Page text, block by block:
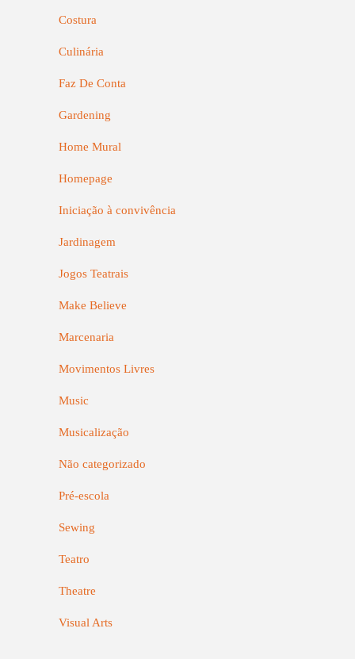
Costura
Culinária
Faz De Conta
Gardening
Home Mural
Homepage
Iniciação à convivência
Jardinagem
Jogos Teatrais
Make Believe
Marcenaria
Movimentos Livres
Music
Musicalização
Não categorizado
Pré-escola
Sewing
Teatro
Theatre
Visual Arts